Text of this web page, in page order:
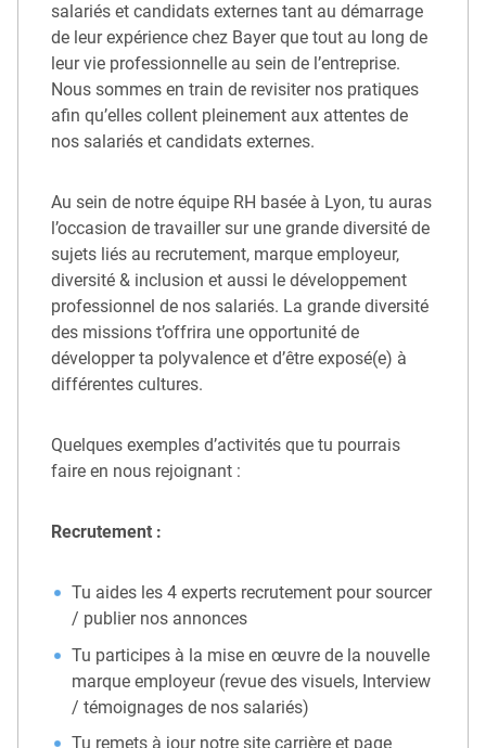
salariés et candidats externes tant au démarrage
de leur expérience chez Bayer que tout au long de
leur vie professionnelle au sein de l’entreprise.
Nous sommes en train de revisiter nos pratiques
afin qu’elles collent pleinement aux attentes de
nos salariés et candidats externes.
Au sein de notre équipe RH basée à Lyon, tu auras
l’occasion de travailler sur une grande diversité de
sujets liés au recrutement, marque employeur,
diversité & inclusion et aussi le développement
professionnel de nos salariés. La grande diversité
des missions t’offrira une opportunité de
développer ta polyvalence et d’être exposé(e) à
différentes cultures.
Quelques exemples d’activités que tu pourrais
faire en nous rejoignant :
Recrutement :
Tu aides les 4 experts recrutement pour sourcer
/ publier nos annonces
Tu participes à la mise en œuvre de la nouvelle
marque employeur (revue des visuels, Interview
/ témoignages de nos salariés)
Tu remets à jour notre site carrière et page